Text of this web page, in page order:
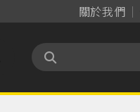
關於我們